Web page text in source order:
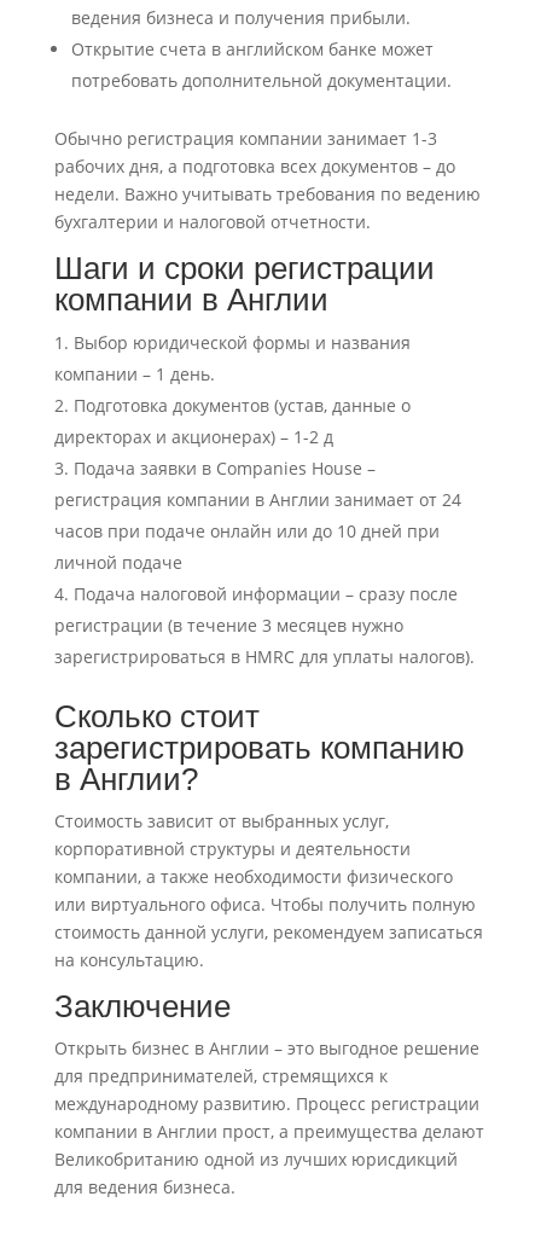
ведения бизнеса и получения прибыли.
Открытие счета в английском банке может
потребовать дополнительной документации.
Обычно регистрация компании занимает 1-3
рабочих дня, а подготовка всех документов – до
недели. Важно учитывать требования по ведению
бухгалтерии и налоговой отчетности.
Шаги и сроки регистрации
компании в Англии
Выбор юридической формы и названия
компании – 1 день.
Подготовка документов (устав, данные о
директорах и акционерах) – 1-2 д
Подача заявки в Companies House –
регистрация компании в Англии занимает от 24
часов при подаче онлайн или до 10 дней при
личной подаче
Подача налоговой информации – сразу после
регистрации (в течение 3 месяцев нужно
зарегистрироваться в HMRC для уплаты налогов).
Сколько стоит
зарегистрировать компанию
в Англии?
Стоимость зависит от выбранных услуг,
корпоративной структуры и деятельности
компании, а также необходимости физического
или виртуального офиса. Чтобы получить полную
стоимость данной услуги, рекомендуем записаться
на консультацию.
Заключение
Открыть бизнес в Англии – это выгодное решение
для предпринимателей, стремящихся к
международному развитию. Процесс регистрации
компании в Англии прост, а преимущества делают
Великобританию одной из лучших юрисдикций
для ведения бизнеса.